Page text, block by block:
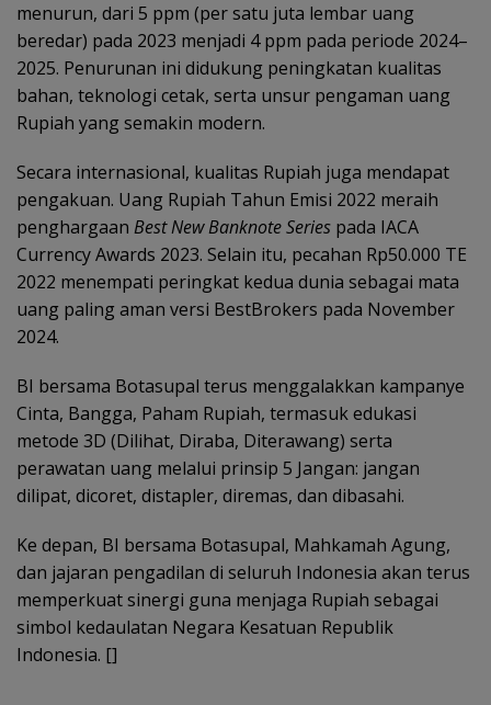
menurun, dari 5 ppm (per satu juta lembar uang
beredar) pada 2023 menjadi 4 ppm pada periode 2024–
2025. Penurunan ini didukung peningkatan kualitas
bahan, teknologi cetak, serta unsur pengaman uang
Rupiah yang semakin modern.
Secara internasional, kualitas Rupiah juga mendapat
pengakuan. Uang Rupiah Tahun Emisi 2022 meraih
penghargaan Best New Banknote Series pada IACA
Currency Awards 2023. Selain itu, pecahan Rp50.000 TE
2022 menempati peringkat kedua dunia sebagai mata
uang paling aman versi BestBrokers pada November
2024.
BI bersama Botasupal terus menggalakkan kampanye
Cinta, Bangga, Paham Rupiah, termasuk edukasi
metode 3D (Dilihat, Diraba, Diterawang) serta
perawatan uang melalui prinsip 5 Jangan: jangan
dilipat, dicoret, distapler, diremas, dan dibasahi.
Ke depan, BI bersama Botasupal, Mahkamah Agung,
dan jajaran pengadilan di seluruh Indonesia akan terus
memperkuat sinergi guna menjaga Rupiah sebagai
simbol kedaulatan Negara Kesatuan Republik
Indonesia. []